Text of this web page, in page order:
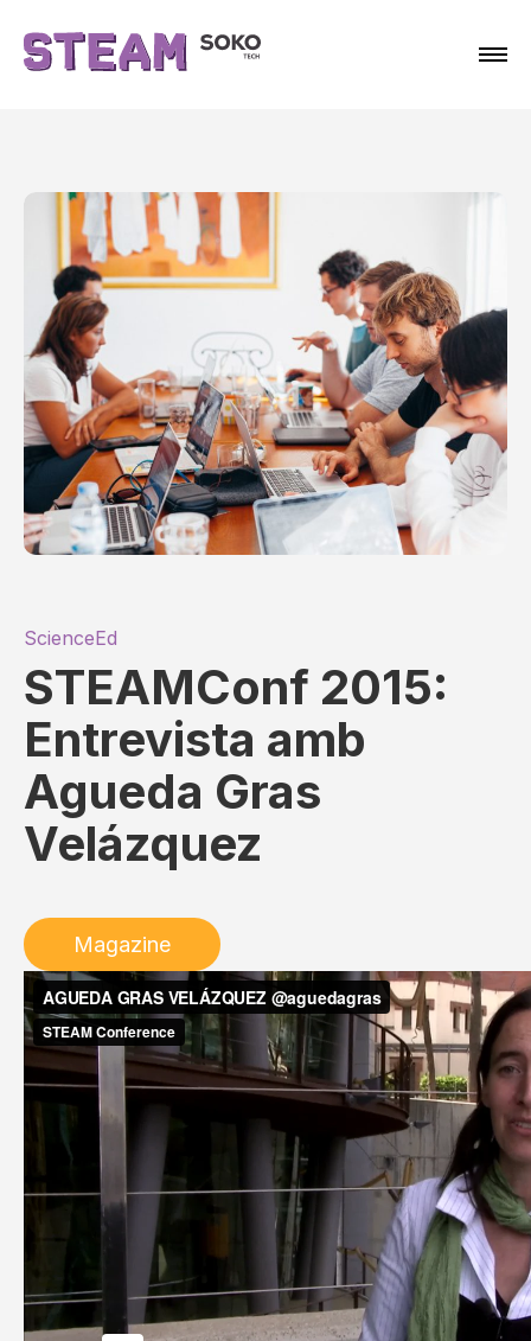
ScienceEd
STEAMConf 2015:
Entrevista amb
Agueda Gras
Velázquez
Magazine